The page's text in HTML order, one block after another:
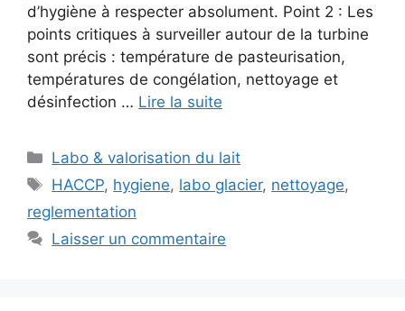
d’hygiène à respecter absolument. Point 2 : Les
points critiques à surveiller autour de la turbine
sont précis : température de pasteurisation,
températures de congélation, nettoyage et
désinfection … Lire la suite
Catégories
Labo & valorisation du lait
Étiquettes
HACCP, hygiene, labo glacier, nettoyage,
reglementation
Laisser un commentaire